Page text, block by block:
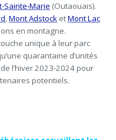
Sainte-Marie (Outaouais).
,Mont Adstock etMont Lac
en montagne.
unique à leur parc
quarantaine d’unités
l’hiver 2023-2024 pour
potentiels.